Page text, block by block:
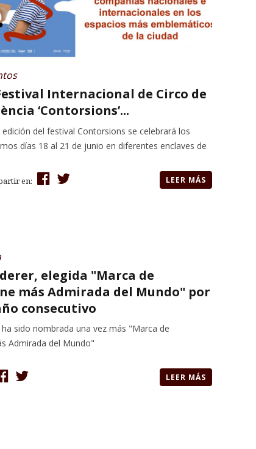
Internacional de Circo de
‘Contorsions’...
edición del festival Contorsions se celebrará los
días 18 al 21 de junio en diferentes enclaves de
en: LEER MÁS
elegida "Marca de
más Admirada del Mundo" por
consecutivo
sido nombrada una vez más "Marca de
Admirada del Mundo"
LEER MÁS